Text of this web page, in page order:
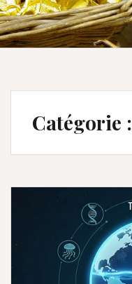
Catégorie :